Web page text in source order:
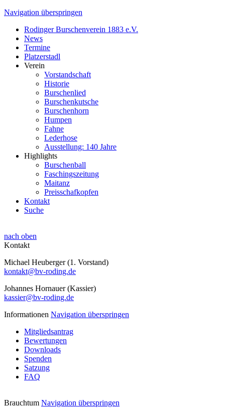
Navigation überspringen
Rodinger Burschenverein 1883 e.V.
News
Termine
Platzerstadl
Verein
Vorstandschaft
Historie
Burschenlied
Burschenkutsche
Burschenhorn
Humpen
Fahne
Lederhose
Ausstellung: 140 Jahre
Highlights
Burschenball
Faschingszeitung
Maitanz
Preisschafkopfen
Kontakt
Suche
nach oben
Kontakt
Michael Heuberger (1. Vorstand)
kontakt@bv-roding.de
Johannes Hornauer (Kassier)
kassier@bv-roding.de
Informationen Navigation überspringen
Mitgliedsantrag
Bewertungen
Downloads
Spenden
Satzung
FAQ
Brauchtum Navigation überspringen